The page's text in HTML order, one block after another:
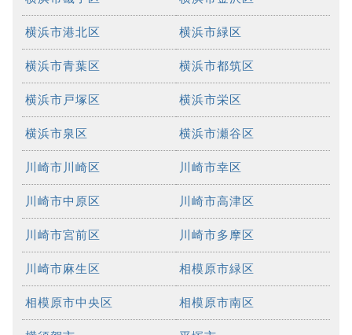
横浜市港北区 横浜市緑区
横浜市青葉区 横浜市都筑区
横浜市戸塚区 横浜市栄区
横浜市泉区 横浜市瀬谷区
川崎市川崎区 川崎市幸区
川崎市中原区 川崎市高津区
川崎市宮前区 川崎市多摩区
川崎市麻生区 相模原市緑区
相模原市中央区 相模原市南区